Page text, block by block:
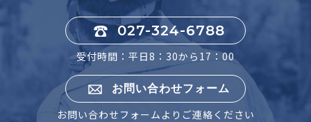
027-324-6788
受付時間：平日8：30から17：00
お問い合わせフォーム
お問い合わせフォームよりご連絡ください